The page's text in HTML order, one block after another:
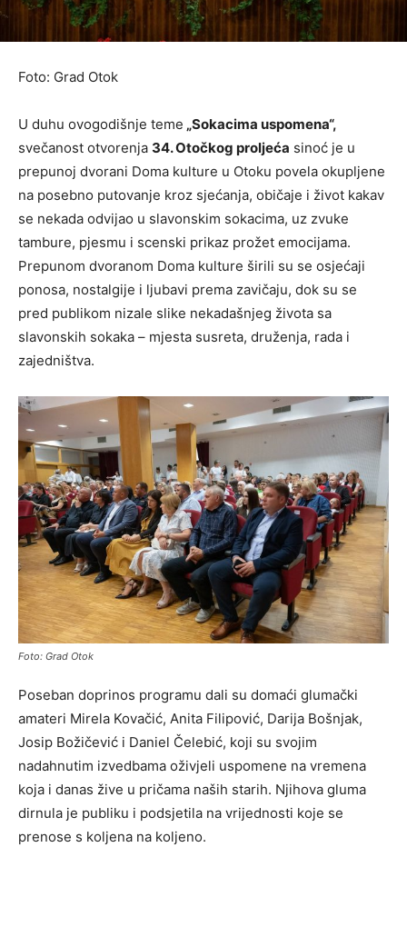
Foto: Grad Otok
U duhu ovogodišnje teme „Sokacima uspomena“,
svečanost otvorenja 34. Otočkog proljeća sinoć je u
prepunoj dvorani Doma kulture u Otoku povela okupljene
na posebno putovanje kroz sjećanja, običaje i život kakav
se nekada odvijao u slavonskim sokacima, uz zvuke
tambure, pjesmu i scenski prikaz prožet emocijama.
Prepunom dvoranom Doma kulture širili su se osjećaji
ponosa, nostalgije i ljubavi prema zavičaju, dok su se
pred publikom nizale slike nekadašnjeg života sa
slavonskih sokaka – mjesta susreta, druženja, rada i
zajedništva.
Foto: Grad Otok
Poseban doprinos programu dali su domaći glumački
amateri Mirela Kovačić, Anita Filipović, Darija Bošnjak,
Josip Božičević i Daniel Čelebić, koji su svojim
nadahnutim izvedbama oživjeli uspomene na vremena
koja i danas žive u pričama naših starih. Njihova gluma
dirnula je publiku i podsjetila na vrijednosti koje se
prenose s koljena na koljeno.